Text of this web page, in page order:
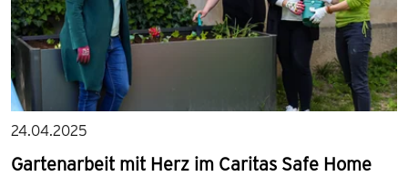
24.04.2025
Gartenarbeit mit Herz im Caritas Safe Home